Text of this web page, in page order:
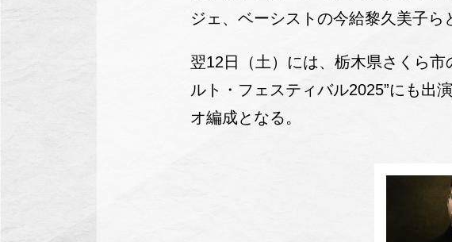
ジェ、ベーシストの今給黎久美子ら
翌12日（土）には、栃木県さくら
ルト・フェスティバル2025”にも出
オ編成となる。